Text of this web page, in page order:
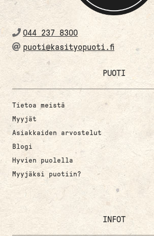
044 237 8300
puoti@kasityopuoti.fi
PUOTI
Tietoa meistä
Myyjät
Asiakkaiden arvostelut
Blogi
Hyvien puolella
Myyjäksi puotiin?
INFOT